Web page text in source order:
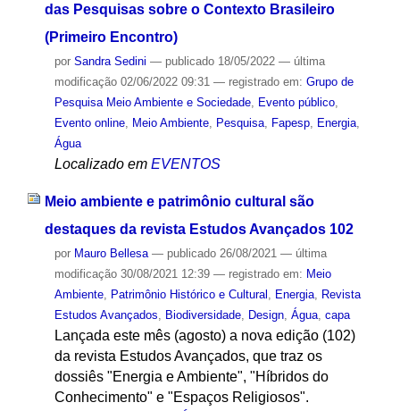
das Pesquisas sobre o Contexto Brasileiro
(Primeiro Encontro)
por Sandra Sedini — publicado18/05/2022 — última
modificação02/06/2022 09:31 — registrado em: Grupo de
Pesquisa Meio Ambiente e Sociedade, Evento público,
Evento online, Meio Ambiente, Pesquisa, Fapesp, Energia,
Água
Localizado em EVENTOS
Meio ambiente e patrimônio cultural são
destaques da revista Estudos Avançados 102
por Mauro Bellesa — publicado26/08/2021 — última
modificação30/08/2021 12:39 — registrado em: Meio
Ambiente, Patrimônio Histórico e Cultural , Energia, Revista
Estudos Avançados, Biodiversidade, Design, Água, capa
Lançada este mês (agosto) a nova edição (102)
da revista Estudos Avançados, que traz os
dossiês "Energia e Ambiente", "Híbridos do
Conhecimento" e "Espaços Religiosos".